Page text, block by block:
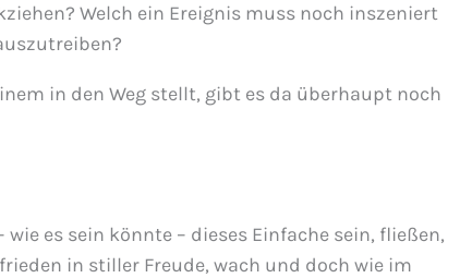
Welch ein Ereignis muss noch inszeniert
in den Weg stellt, gibt es da überhaupt noch
es sein könnte – dieses Einfache sein, fließen,
in stiller Freude, wach und doch wie im